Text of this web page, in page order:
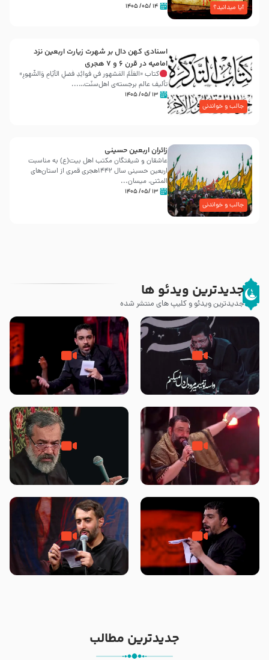
آیا میدانید؟ ۱۴ /۰۵/ ۱۴۰۵
جالب و خواندنی
اسنادی کهن دال بر شهرت زیارت اربعین نزد
امامیه در قرن ۶ و ۷ هجری
کتاب «العَلَمُ المَشهور في فَوائِدِ فَضلِ الأيّامِ وَالشُّهورِ»
تألیف عالم برجسته‌ی اهل‌سنّت…...
۱۳ /۰۵/ ۱۴۰۵
جالب و خواندنی
زائران اربعین حسینی
عاشقان و شیفتگان مکتب اهل بیت(ع) به مناسبت
اربعین حسینی سال ۱۴۴۲هجری قمری از استان‌های
المثنی، میسان...
۱۳ /۰۵/ ۱۴۰۵
جدیدترین ویدئو ها
جدیدترین ویدئو و کلیپ های منتشر شده
مصداق کربلا – حاج حسین سیب
سرخی
شور ، حسینا! به‌ حق زهرا «أُنْظُرْ
إِلَینا» – عزاداری شب هفتم ماه
جانا جانا ابی عبدالله – کربلایی جواد
مقدم – شب هشتم محرم 1448 –
مادر منم مثل تو خمیدم – حاج
محمود کریمی – شهادت حضرت
هیئت رایة العباس علیه السلام
تک ، عبّاس، صاحب دل‌هاست –
حاج حنیف طاهری – عزاداری شب
من غلام نوکراتم من عاشق کربلاتم
– شور زمینه – شب هفتم – محرم
جدیدترین مطالب